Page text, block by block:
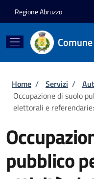
Regione Abruzzo
Briciole di
Home / Servizi /
Occupazione di suolo
elettorali e
pubblico